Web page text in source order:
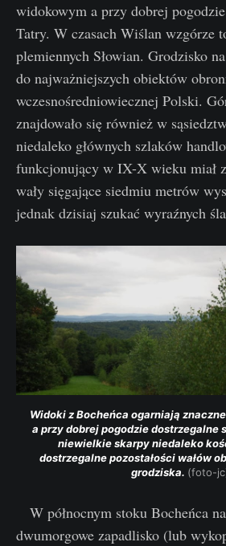
widokowym a przy dobrej
Tatry. W czasach Wiślan wzgórze
plemiennych Słowian. Grodzisko
do najważniejszych obiektów
wczesnośredniowiecznej Polski.
znajdowało się również w
niedaleko głównych szlaków
funkcjonujący w IX-X wieku miał
wały sięgające siedmiu metrów
jednak dzisiaj szukać wyraźnych
Widoki z Bocheńca ogarniają
a przy dobrej pogodzie dostrzegalne
niewielkie skarpy niedaleko
dostrzegalne pozostałości wałów
grodziska. (foto-
W północnym stoku Bocheńca
dwumorgowe zapadlisko (lub